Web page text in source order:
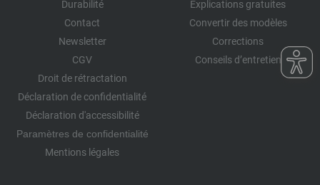
Durabilité
Contact
Newsletter
CGV
Droit de rétractation
Déclaration de confidentialité
Déclaration d'accessibilité
Paramètres de confidentialité
Mentions légales
Explications gratuites
Convertir des modèles
Corrections
Conseils d’entretien